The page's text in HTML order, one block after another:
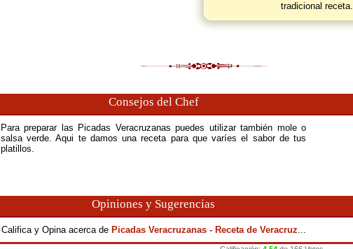
tradicional receta.
Consejos del Chef
Para preparar las Picadas Veracruzanas puedes utilizar también mole o
salsa verde. Aqui te damos una receta para que varíes el sabor de tus
platillos.
Opiniones y Sugerencias
Califica y Opina acerca de Picadas Veracruzanas - Receta de Veracruz...